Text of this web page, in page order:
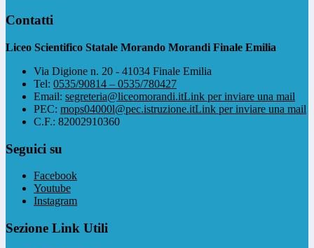
Contatti
Liceo Scientifico Statale Morando Morandi Finale Emilia
Via Digione n. 20 - 41034 Finale Emilia
Tel: 0535/90814 – 0535/780427
Email: segreteria@liceomorandi.itLink per inviare una mail
PEC: mops04000l@pec.istruzione.itLink per inviare una mail
C.F.: 82002910360
Seguici su
Facebook
Youtube
Instagram
Sezione Link Utili